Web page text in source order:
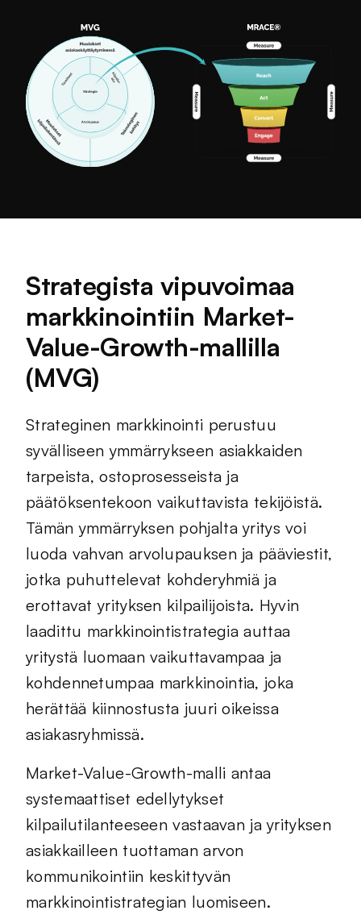
Strategista vipuvoimaa
markkinointiin Market-
Value-Growth-mallilla
(MVG)
Strateginen markkinointi perustuu
syvälliseen ymmärrykseen asiakkaiden
tarpeista, ostoprosesseista ja
päätöksentekoon vaikuttavista tekijöistä.
Tämän ymmärryksen pohjalta yritys voi
luoda vahvan arvolupauksen ja pääviestit,
jotka puhuttelevat kohderyhmiä ja
erottavat yrityksen kilpailijoista. Hyvin
laadittu markkinointistrategia auttaa
yritystä luomaan vaikuttavampaa ja
kohdennetumpaa markkinointia, joka
herättää kiinnostusta juuri oikeissa
asiakasryhmissä.
Market-Value-Growth-malli antaa
systemaattiset edellytykset
kilpailutilanteeseen vastaavan ja yrityksen
asiakkailleen tuottaman arvon
kommunikointiin keskittyvän
markkinointistrategian luomiseen.